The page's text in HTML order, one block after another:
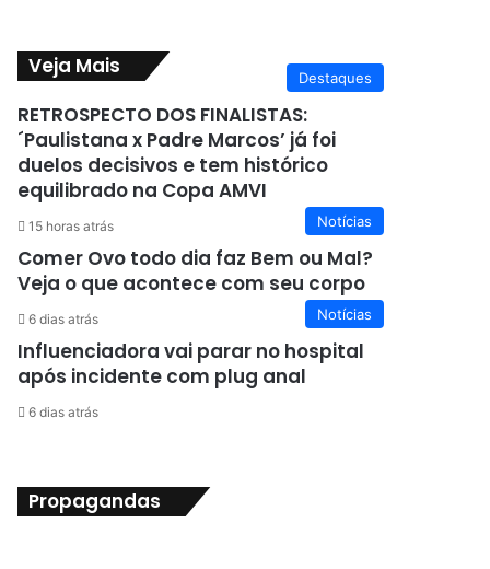
Veja Mais Destaques
RETROSPECTO DOS FINALISTAS:
´Paulistana x Padre Marcos’ já foi
duelos decisivos e tem histórico
equilibrado na Copa AMVI
15 horas atrás Notícias
Comer Ovo todo dia faz Bem ou Mal?
Veja o que acontece com seu corpo
6 dias atrás Notícias
Influenciadora vai parar no hospital
após incidente com plug anal
6 dias atrás
Propagandas